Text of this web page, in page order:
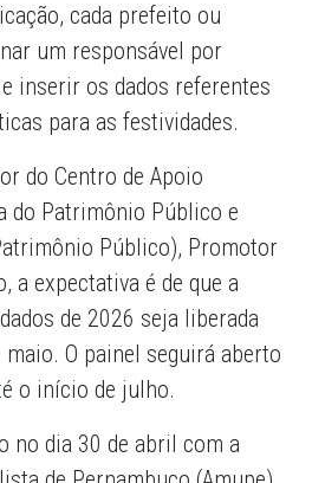
cada prefeito ou
um responsável por
inserir os dados referentes
para as festividades.
do Centro de Apoio
do Patrimônio Público e
Público), Promotor
a expectativa é de que a
de 2026 seja liberada
O painel seguirá aberto
o início de julho.
no dia 30 de abril com a